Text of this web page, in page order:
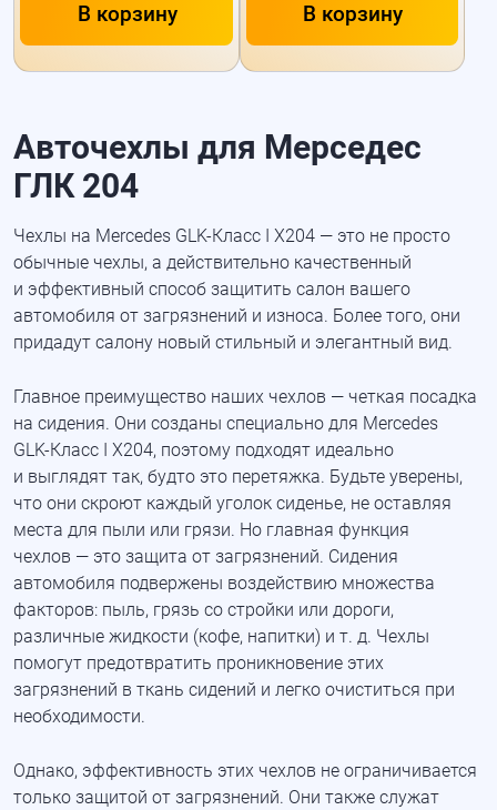
В корзину В корзину
Авточехлы для Мерседес
ГЛК 204
Чехлы на Mercedes GLK-Класс I X204 — это не просто
обычные чехлы, а действительно качественный
и эффективный способ защитить салон вашего
автомобиля от загрязнений и износа. Более того, они
придадут салону новый стильный и элегантный вид.
Главное преимущество наших чехлов — четкая посадка
на сидения. Они созданы специально для Mercedes
GLK-Класс I X204, поэтому подходят идеально
и выглядят так, будто это перетяжка. Будьте уверены,
что они скроют каждый уголок сиденье, не оставляя
места для пыли или грязи. Но главная функция
чехлов — это защита от загрязнений. Сидения
автомобиля подвержены воздействию множества
факторов: пыль, грязь со стройки или дороги,
различные жидкости (кофе, напитки) и т. д. Чехлы
помогут предотвратить проникновение этих
загрязнений в ткань сидений и легко очиститься при
необходимости.
Однако, эффективность этих чехлов не ограничивается
только защитой от загрязнений. Они также служат